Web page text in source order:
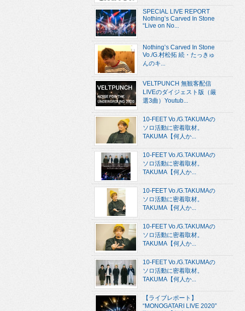
SPECIAL LIVE REPORT
Nothing’s Carved In Stone
“Live on No...
Nothing’s Carved In Stone
Vo./G.村松拓 続・たっきゅ
んのキ...
VELTPUNCH 無観客配信
LIVEのダイジェスト版（厳
選3曲）Youtub...
10-FEET Vo./G.TAKUMAの
ソロ活動に密着取材。
TAKUMA【何人か...
10-FEET Vo./G.TAKUMAの
ソロ活動に密着取材。
TAKUMA【何人か...
10-FEET Vo./G.TAKUMAの
ソロ活動に密着取材。
TAKUMA【何人か...
10-FEET Vo./G.TAKUMAの
ソロ活動に密着取材。
TAKUMA【何人か...
10-FEET Vo./G.TAKUMAの
ソロ活動に密着取材。
TAKUMA【何人か...
【ライブレポート】
“MONOGATARI LIVE 2020”